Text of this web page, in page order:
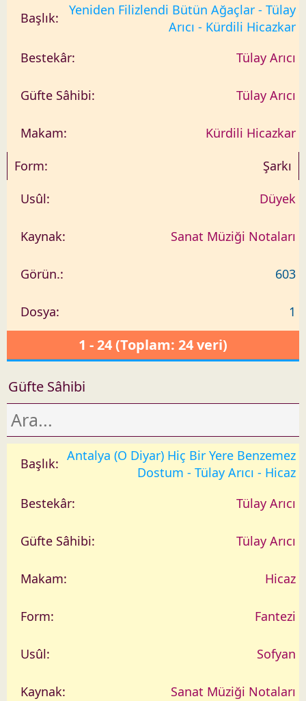
Yeniden Filizlendi Bütün Ağaçlar - Tülay
Arıcı - Kürdili Hicazkar
Tülay Arıcı
Tülay Arıcı
Kürdili Hicazkar
Şarkı
Düyek
Sanat Müziği Notaları
603
1
1 - 24 (Toplam: 24 veri)
Güfte Sâhibi
Antalya (O Diyar) Hiç Bir Yere Benzemez
Dostum - Tülay Arıcı - Hicaz
Tülay Arıcı
Tülay Arıcı
Hicaz
Fantezi
Sofyan
Sanat Müziği Notaları